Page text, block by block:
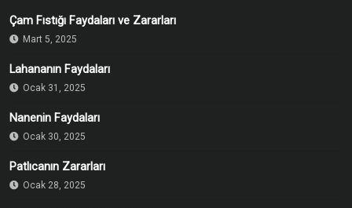
Çam Fıstığı Faydaları ve Zararları
Mart 5, 2025
Lahananın Faydaları
Ocak 31, 2025
Nanenin Faydaları
Ocak 30, 2025
Patlıcanın Zararları
Ocak 28, 2025